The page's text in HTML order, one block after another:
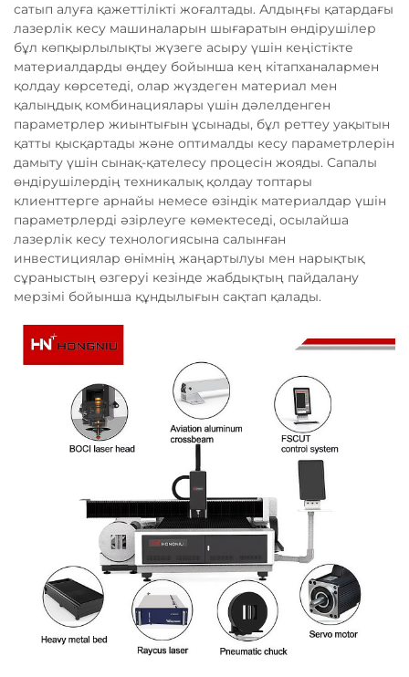
сатып алуға қажеттілікті жоғалтады. Алдыңғы қатардағы
лазерлік кесу машиналарын шығаратын өндірушілер
бұл көпқырлылықты жүзеге асыру үшін кеңістікте
материалдарды өңдеу бойынша кең кітапханалармен
қолдау көрсетеді, олар жүздеген материал мен
қалыңдық комбинациялары үшін дәлелденген
параметрлер жиынтығын ұсынады, бұл реттеу уақытын
қатты қысқартады және оптималды кесу параметрлерін
дамыту үшін сынақ-қателесу процесін жояды. Сапалы
өндірушілердің техникалық қолдау топтары
клиенттерге арнайы немесе өзіндік материалдар үшін
параметрлерді әзірлеуге көмектеседі, осылайша
лазерлік кесу технологиясына салынған
инвестициялар өнімнің жаңартылуы мен нарықтық
сұраныстың өзгеруі кезінде жабдықтың пайдалану
мерзімі бойынша құндылығын сақтап қалады.